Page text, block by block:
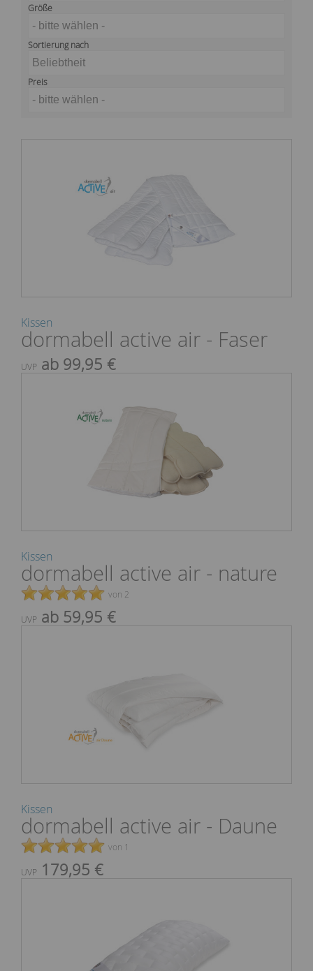
Größe
- bitte wählen -
Sortierung nach
Beliebtheit
Preis
- bitte wählen -
Kissen
dormabell active air - Faser
UVP ab 99,95 €
Kissen
dormabell active air - nature
von 2
UVP ab 59,95 €
Kissen
dormabell active air - Daune
von 1
UVP 179,95 €